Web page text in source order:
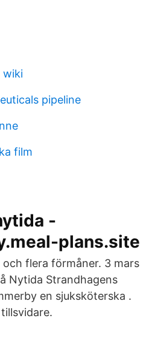
wiki
pipeline
film
-
plans.site
flera förmåner. 3 mars
Nytida Strandhagens
en sjuksköterska .